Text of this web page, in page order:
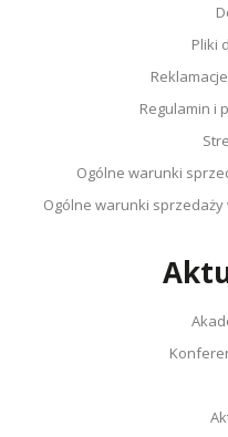
Pliki
Regulamin i
Ogólne warunki
Ogólne warunki sprzedaży